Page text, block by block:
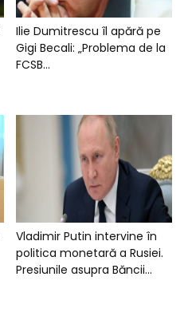
Ilie Dumitrescu îl apără pe
Gigi Becali: „Problema de la
FCSB...
Vladimir Putin intervine în
politica monetară a Rusiei.
Presiunile asupra Băncii...